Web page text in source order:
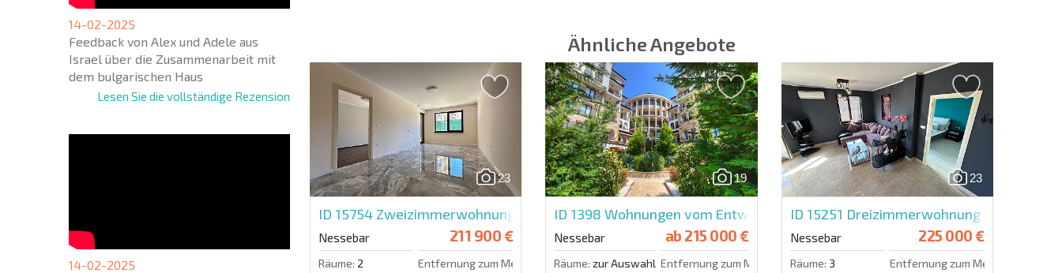
14-02-2025
Feedback von Alex und Adele aus
Israel über die Zusammenarbeit mit
dem bulgarischen Haus
Lesen Sie die vollständige Rezension
14-02-2025
* Benötigte Felder
Newsletter abonnieren | Durch Anklicken des Buttons stimmen Sie der
Nutzung Ihrer Daten zu.
Eine Nachricht schicken
Ähnliche Angebote
23
ID 15754 Zweizimmerwohnung in Valencia Lux
Nessebar 211 900 €
Räume: 2 Entfernung zum Meer:
50 m.
19
ID 1398Wohnungen vom Entwickler in Nessebar
Nessebar ab 215 000 €
Räume: zur Auswahl Entfernung zum Meer:
200 m.
23
ID 15251 Dreizimmerwohnung in Esteban
Nessebar 225 000 €
Räume: 3 Entfernung zum Meer: